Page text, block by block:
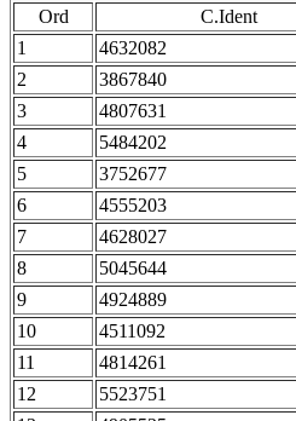
Ord
C.Ident
1
4632082
2 3867840
3 4807631
4 5484202
5 3752677
6 4555203
7 4628027
8 5045644
9 4924889
10 4511092
11 4814261
12 5523751